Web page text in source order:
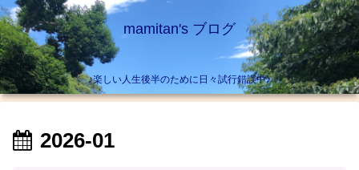
mamitan's ブログ
♪楽しい人生後半のために日々試行錯誤中♪
2026-01